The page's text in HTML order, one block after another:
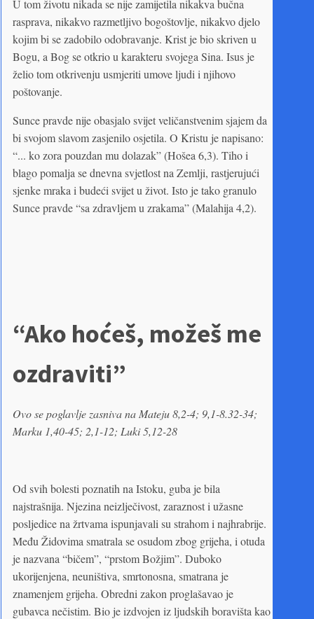
U tom životu nikada se nije zamijetila nikakva bučna
rasprava, nikakvo razmetljivo bogoštovlje, nikakvo djelo
kojim bi se zadobilo odobravanje. Krist je bio skriven u
Bogu, a Bog se otkrio u karakteru svojega Sina. Isus je
želio tom otkrivenju usmjeriti umove ljudi i njihovo
poštovanje.
Sunce pravde nije obasjalo svijet veličanstvenim sjajem da
bi svojom slavom zasjenilo osjetila. O Kristu je napisano:
“... ko zora pouzdan mu dolazak” (Hošea 6,3). Tiho i
blago pomalja se dnevna svjetlost na Zemlji, rastjerujući
sjenke mraka i budeći svijet u život. Isto je tako granulo
Sunce pravde “sa zdravljem u zrakama” (Malahija 4,2).
“Ako hoćeš, možeš me
ozdraviti”
Ovo se poglavlje zasniva na Mateju 8,2-4; 9,1-8.32-34;
Marku 1,40-45; 2,1-12; Luki 5,12-28
Od svih bolesti poznatih na Istoku, guba je bila
najstrašnija. Njezina neizlječivost, zaraznost i užasne
posljedice na žrtvama ispunjavali su strahom i najhrabrije.
Među Židovima smatrala se osudom zbog grijeha, i otuda
je nazvana “bičem”, “prstom Božjim”. Duboko
ukorijenjena, neuništiva, smrtonosna, smatrana je
znamenjem grijeha. Obredni zakon proglašavao je
gubavca nečistim. Bio je izdvojen iz ljudskih boravišta kao